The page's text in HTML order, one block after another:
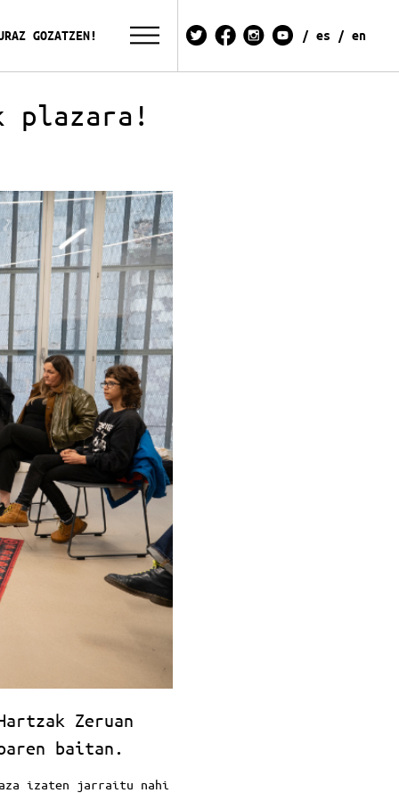
GOZATZEN! es en
plazara!
Zeruan
baitan.
izaten jarraitu nahi